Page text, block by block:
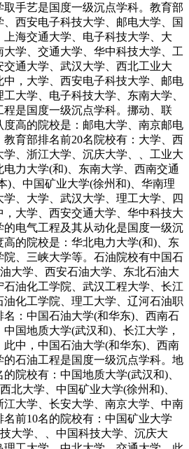
手艺是国度一级沉点学科。教育部
西安电子科技大学、邮电大学、国
海交通大学、电子科技大学、大
学、交通大学、华中科技大学、工
通大学、武汉大学、西北工业大
，大学、西安电子科技大学、邮电
大学、电子科技大学、东南大学、
是国度一级沉点学科。挪动、联
高的院校是：邮电大学、南京邮电
育部排名前20名院校有：大学、西
、浙江大学、沉庆大学、、工业大
力大学(和)、东南大学、西南交通
)、中国矿业大学(徐州和)、华南理
、大学、武汉大学、理工大学、四
，大学、西安交通大学、华中科技大
电气工程及其从动化是国度一级沉
高的院校是：华北电力大学(和)、东
、三峡大学等。石油院校有中国石
大学、西安石油大学、东北石油大
油化工学院、武汉工程大学、长江
化工学院、理工大学、辽河石油职
：中国石油大学(和华东)、西南石
国地质大学(武汉和)、长江大学，
中，中国石油大学(和华东)、西南
石油工程是国度一级沉点学科。地
院校有：中国地质大学(武汉和)、
北大学、中国矿业大学(徐州和)、
大学、长安大学、南京大学、中南
前10名的院校有：中国矿业大学
大学、、中国科技大学、沉庆大